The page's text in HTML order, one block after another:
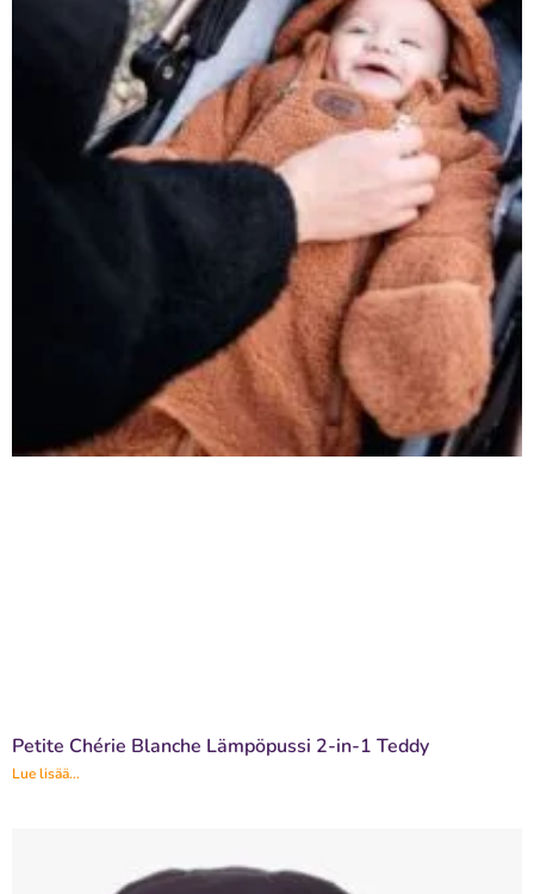
Petite Chérie Blanche Lämpöpussi 2-in-1 Teddy
Lue lisää...